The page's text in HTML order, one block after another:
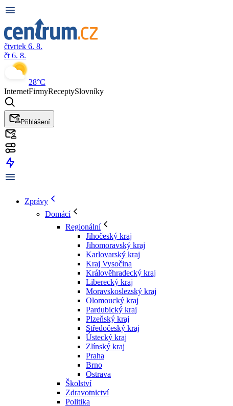
čtvrtek 6. 8.
čt 6. 8.
28°C
InternetFirmyReceptySlovníky
Přihlášení
Zprávy
Domácí
Regionální
Jihočeský kraj
Jihomoravský kraj
Karlovarský kraj
Kraj Vysočina
Králověhradecký kraj
Liberecký kraj
Moravskoslezský kraj
Olomoucký kraj
Pardubický kraj
Plzeňský kraj
Středočeský kraj
Ústecký kraj
Zlínský kraj
Praha
Brno
Ostrava
Školství
Zdravotnictví
Politika